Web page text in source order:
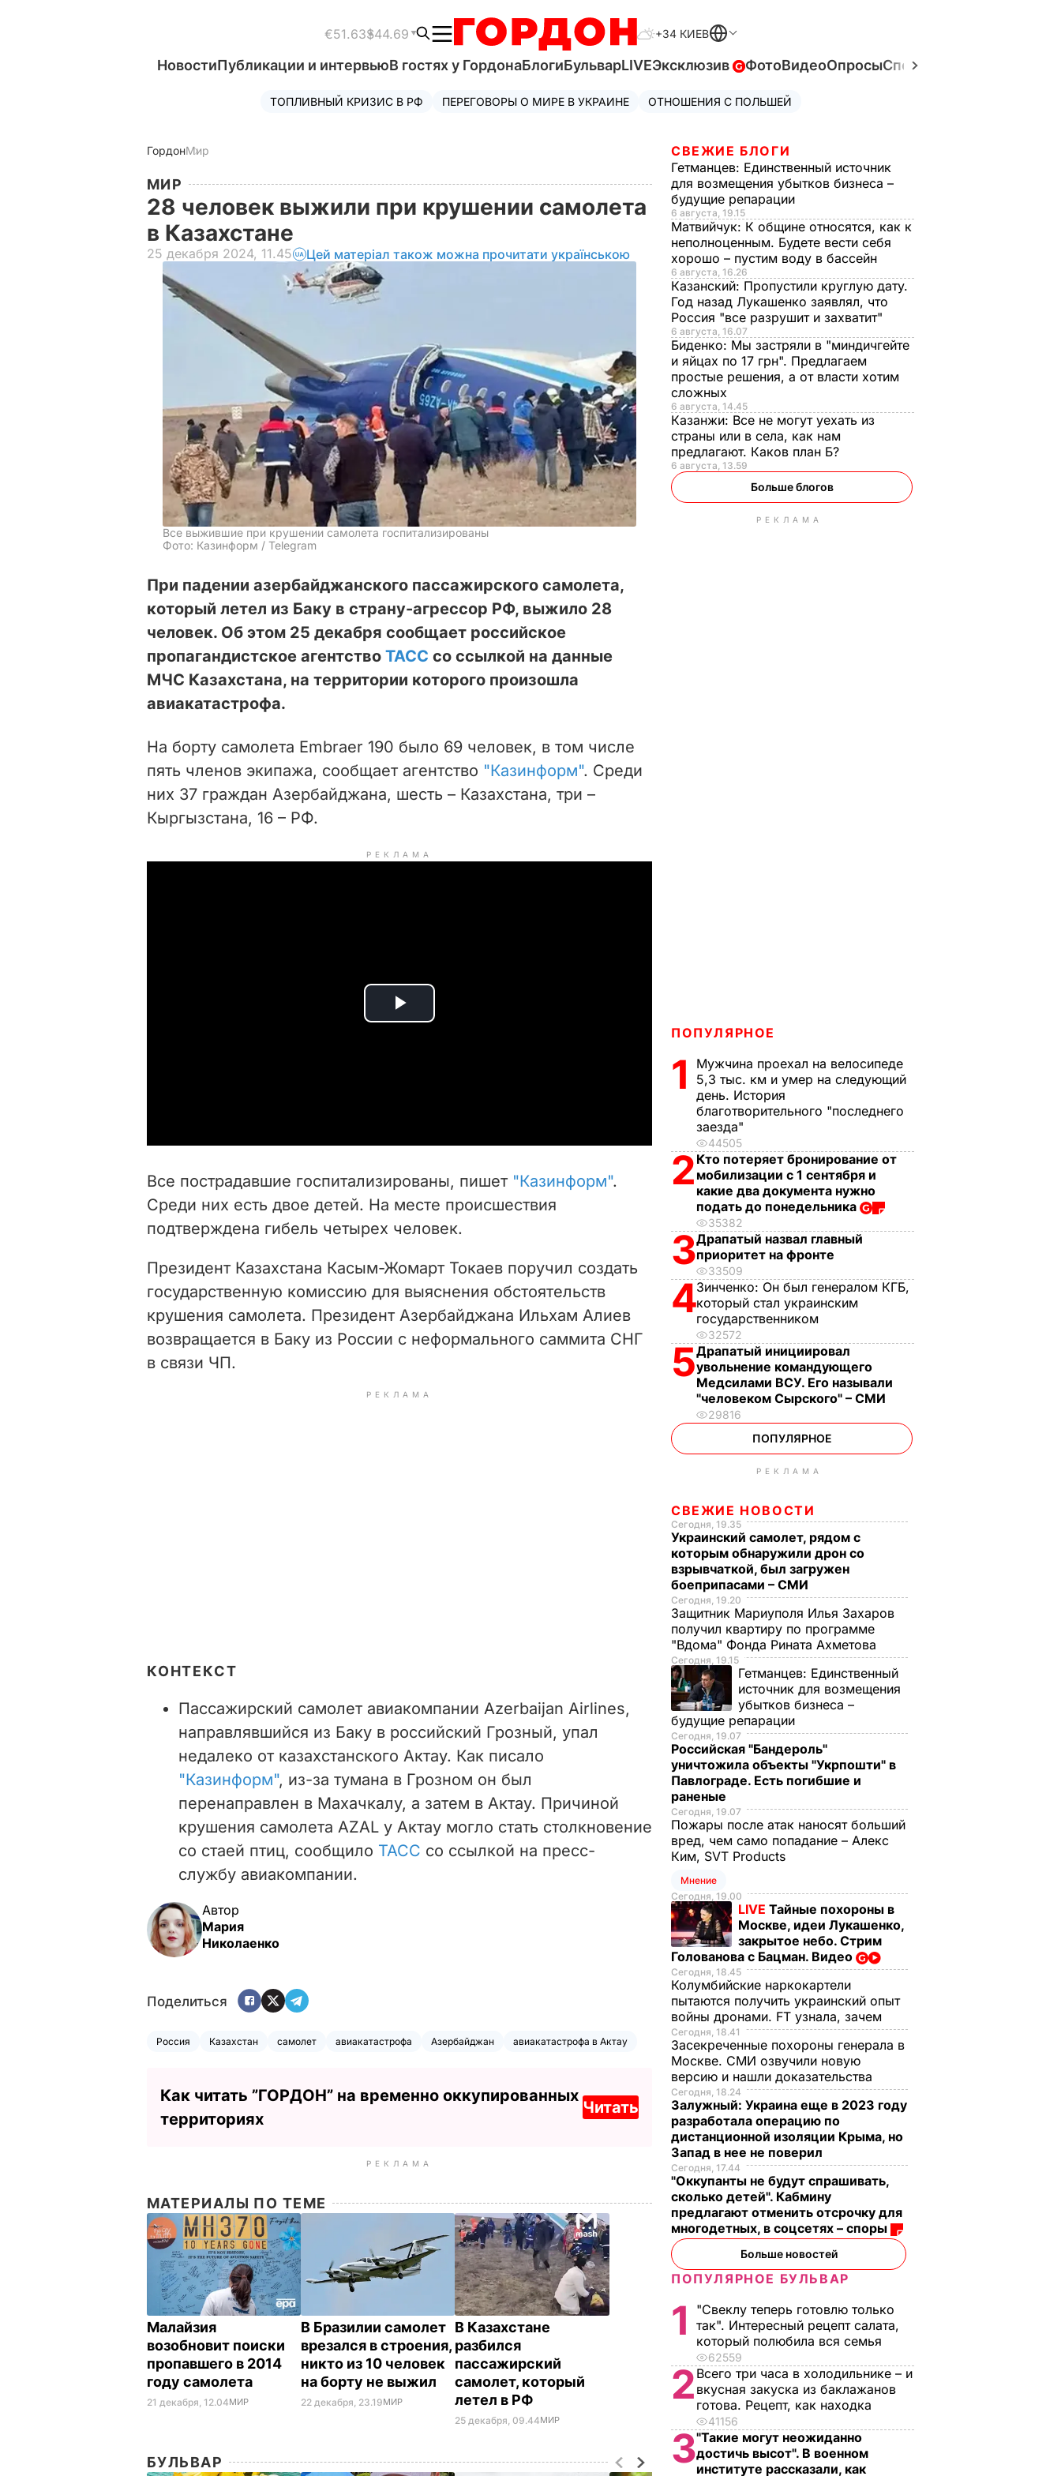
€51.63$44.69 +34 КИЕВ
НовостиПубликации и интервьюВ гостях у ГордонаБлогиБульварLIVEЭксклюзив ФотоВидеоОпросыСпецпроекты
ТОПЛИВНЫЙ КРИЗИС В РФ ПЕРЕГОВОРЫ О МИРЕ В УКРАИНЕ ОТНОШЕНИЯ С ПОЛЬШЕЙ
ГордонМир
МИР
28 человек выжили при крушении самолета
в Казахстане
25 декабря 2024, 11.45 Цей матеріал також можна прочитати українською
Все выжившие при крушении самолета госпитализированы
Фото: Казинформ / Telegram
При падении азербайджанского пассажирского самолета,
который летел из Баку в страну-агрессор РФ, выжило 28
человек. Об этом 25 декабря сообщает российское
пропагандистское агентство ТАСС со ссылкой на данные
МЧС Казахстана, на территории которого произошла
авиакатастрофа.
На борту самолета Embraer 190 было 69 человек, в том числе
пять членов экипажа, сообщает агентство "Казинформ". Среди
них 37 граждан Азербайджана, шесть – Казахстана, три –
Кыргызстана, 16 – РФ.
РЕКЛАМА
P
i
d
e
o
Все пострадавшие госпитализированы, пишет "Казинформ".
Среди них есть двое детей. На месте происшествия
подтверждена гибель четырех человек.
Президент Казахстана Касым-Жомарт Токаев поручил создать
государственную комиссию для выяснения обстоятельств
крушения самолета. Президент Азербайджана Ильхам Алиев
возвращается в Баку из России с неформального саммита СНГ
в связи ЧП.
РЕКЛАМА
КОНТЕКСТ
Пассажирский самолет авиакомпании Azerbaijan Airlines,
направлявшийся из Баку в российский Грозный, упал
недалеко от казахстанского Актау. Как писало
"Казинформ", из-за тумана в Грозном он был
перенаправлен в Махачкалу, а затем в Актау. Причиной
крушения самолета AZAL у Актау могло стать столкновение
со стаей птиц, сообщило ТАСС со ссылкой на пресс-
службу авиакомпании.
Автор
Мария
Николаенко
Поделиться
Россия Казахстан самолет авиакатастрофа Азербайджан авиакатастрофа в Актау
Как читать ”ГОРДОН” на временно оккупированных
территориях
Читать
РЕКЛАМА
МАТЕРИАЛЫ ПО ТЕМЕ
Малайзия
возобновит поиски
пропавшего в 2014
году самолета
21 декабря, 12.04МИР
В Бразилии самолет
врезался в строения,
никто из 10 человек
на борту не выжил
22 декабря, 23.19МИР
В Казахстане
разбился
пассажирский
самолет, который
летел в РФ
25 декабря, 09.44МИР
БУЛЬВАР
СВЕЖИЕ БЛОГИ
Гетманцев: Единственный источник
для возмещения убытков бизнеса –
будущие репарации
6 августа, 19.15
Матвийчук: К общине относятся, как к
неполноценным. Будете вести себя
хорошо – пустим воду в бассейн
6 августа, 16.26
Казанский: Пропустили круглую дату.
Год назад Лукашенко заявлял, что
Россия "все разрушит и захватит"
6 августа, 16.07
Биденко: Мы застряли в "миндичгейте
и яйцах по 17 грн". Предлагаем
простые решения, а от власти хотим
сложных
6 августа, 14.45
Казанжи: Все не могут уехать из
страны или в села, как нам
предлагают. Каков план Б?
6 августа, 13.59
Больше блогов
РЕКЛАМА
ПОПУЛЯРНОЕ
1
Мужчина проехал на велосипеде
5,3 тыс. км и умер на следующий
день. История
благотворительного "последнего
заезда"
44505
2 Кто потеряет бронирование от
мобилизации с 1 сентября и
какие два документа нужно
подать до понедельника
35382
3Драпатый назвал главный
приоритет на фронте
33509
4Зинченко: Он был генералом КГБ,
который стал украинским
государственником
32572
5Драпатый инициировал
увольнение командующего
Медсилами ВСУ. Его называли
"человеком Сырского" – СМИ
29816
ПОПУЛЯРНОЕ
РЕКЛАМА
СВЕЖИЕ НОВОСТИ
Сегодня, 19.35
Украинский самолет, рядом с
которым обнаружили дрон со
взрывчаткой, был загружен
боеприпасами – СМИ
Сегодня, 19.20
Защитник Мариуполя Илья Захаров
получил квартиру по программе
"Вдома" Фонда Рината Ахметова
Сегодня, 19.15
Гетманцев: Единственный
источник для возмещения
убытков бизнеса –
будущие репарации
Сегодня, 19.07
Российская "Бандероль"
уничтожила объекты "Укрпошти" в
Павлограде. Есть погибшие и
раненые
Сегодня, 19.07
Пожары после атак наносят больший
вред, чем само попадание – Алекс
Ким, SVT Products
Мнение
Сегодня, 19.00
LIVE Тайные похороны в
Москве, идеи Лукашенко,
закрытое небо. Стрим
Голованова с Бацман. Видео
Сегодня, 18.45
Колумбийские наркокартели
пытаются получить украинский опыт
войны дронами. FT узнала, зачем
Сегодня, 18.41
Засекреченные похороны генерала в
Москве. СМИ озвучили новую
версию и нашли доказательства
Сегодня, 18.24
Залужный: Украина еще в 2023 году
разработала операцию по
дистанционной изоляции Крыма, но
Запад в нее не поверил
Сегодня, 17.44
"Оккупанты не будут спрашивать,
сколько детей". Кабмину
предлагают отменить отсрочку для
многодетных, в соцсетях – споры
Больше новостей
ПОПУЛЯРНОЕ БУЛЬВАР
1
"Свеклу теперь готовлю только
так". Интересный рецепт салата,
который полюбила вся семья
62559
2 Всего три часа в холодильнике – и
вкусная закуска из баклажанов
готова. Рецепт, как находка
41156
3"Такие могут неожиданно
достичь высот". В военном
институте рассказали, как